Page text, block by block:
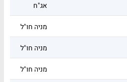
אג"ח
מניה חו"ל
מניה חו"ל
מניה חו"ל